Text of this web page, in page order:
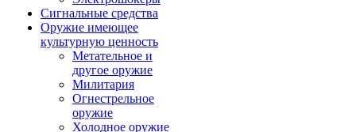
Сигнальные средства
Оружие имеющее
культурную ценность
Метательное и
другое оружие
Милитария
Огнестрельное
оружие
Холодное оружие